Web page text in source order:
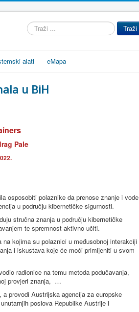
Traži
...
Traži
alati eMapa
u BiH
Pale
osposobiti polaznike da prenose znanje i vode
u području kibernetičke sigurnosti.
stručna znanja u području kibernetičke
te spremnost aktivno učiti.
na kojima su polaznici u međusobnoj interakciji
i iskustava koje će moći primijeniti u svom
radionice na temu metoda podučavanja,
provjeri znanja, …
provodi Austrijska agencija za europske
poslova Republike Austrije i